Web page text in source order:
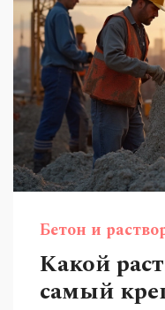
Бетон и
Какой
самый